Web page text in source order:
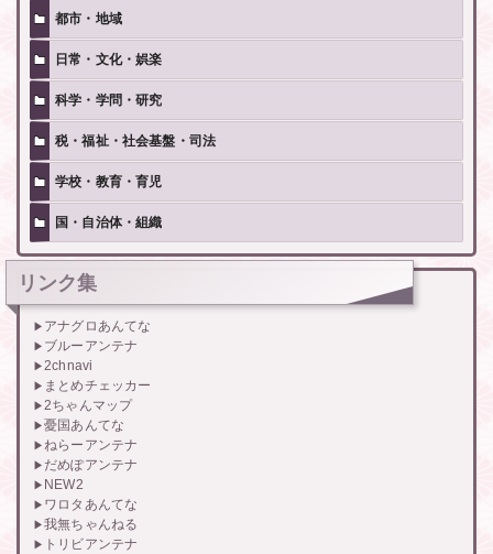
都市・地域
日常・文化・娯楽
科学・学問・研究
税・福祉・社会基盤・司法
学校・教育・育児
国・自治体・組織
リンク集
アナグロあんてな
ブルーアンテナ
2chnavi
まとめチェッカー
2ちゃんマップ
憂国あんてな
ねらーアンテナ
だめぽアンテナ
NEW2
ワロタあんてな
我無ちゃんねる
トリビアンテナ